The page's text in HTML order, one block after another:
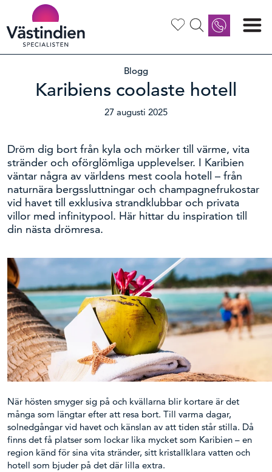
Ring oss
08 505 359 00
Vi har öppet måndag – fredag 09.00-
Karibiens coolaste hotell
Blogg
27 augusti 2025
Dröm dig bort från kyla och mörker till värme, vita
stränder och oförglömliga upplevelser. I Karibien
väntar några av världens mest coola hotell – från
naturnära bergssluttningar och champagnefrukostar
vid havet till exklusiva strandklubbar och privata
villor med infinitypool. Här hittar du inspiration till
din nästa drömresa.
När hösten smyger sig på och kvällarna blir kortare är det
många som längtar efter att resa bort. Till varma dagar,
solnedgångar vid havet och känslan av att tiden står stilla. Då
finns det få platser som lockar lika mycket som Karibien – en
region känd för sina vita stränder, sitt kristallklara vatten och
hotell som bjuder på det där lilla extra.